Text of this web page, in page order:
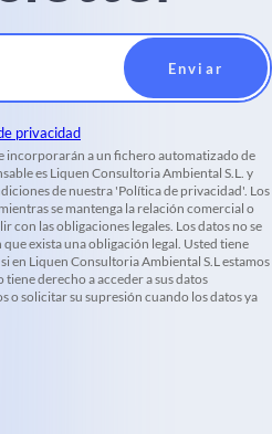
privacidad
incorporarán a un fichero automatizado de
es Liquen Consultoria Ambiental S.L. y
de nuestra 'Política de privacidad'. Los
se mantenga la relación comercial o
con las obligaciones legales. Los datos no se
exista una obligación legal. Usted tiene
en Liquen Consultoria Ambiental S.L estamos
derecho a acceder a sus datos
o solicitar su supresión cuando los datos ya